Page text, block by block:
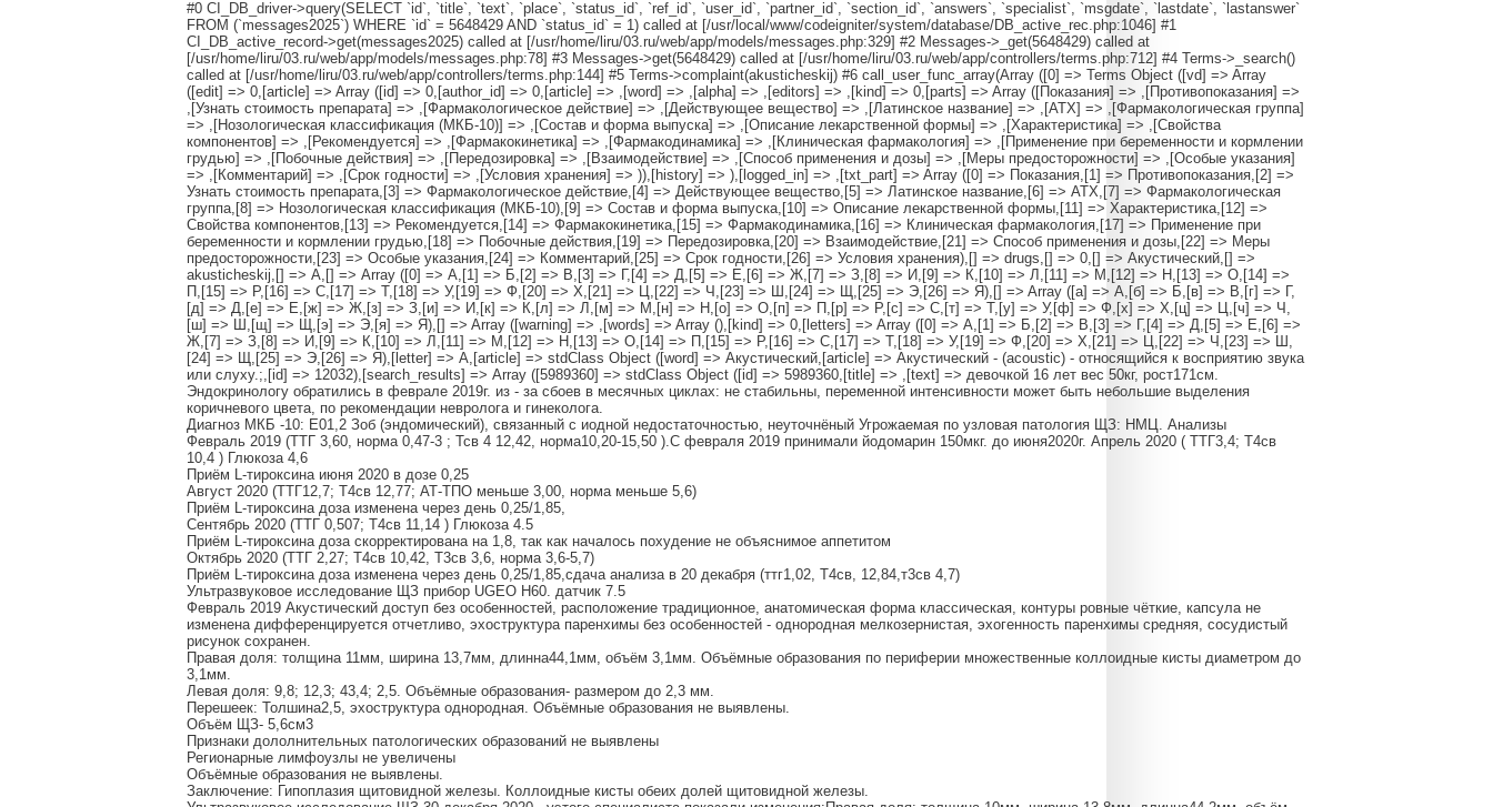
#0 CI_DB_driver->query(SELECT `id`, `title`, `text`, `place`, `status_id`, `ref_id`, `user_id`, `partner_id`, `section_id`, `answers`, `specialist`, `msgdate`, `lastdate`, `lastanswer`
FROM (`messages2025`) WHERE `id` = 5648429 AND `status_id` = 1) called at [/usr/local/www/codeigniter/system/database/DB_active_rec.php:1046] #1
CI_DB_active_record->get(messages2025) called at [/usr/home/liru/03.ru/web/app/models/messages.php:329] #2 Messages->_get(5648429) called at
[/usr/home/liru/03.ru/web/app/models/messages.php:78] #3 Messages->get(5648429) called at [/usr/home/liru/03.ru/web/app/controllers/terms.php:712] #4 Terms->_search()
called at [/usr/home/liru/03.ru/web/app/controllers/terms.php:144] #5 Terms->complaint(akusticheskij) #6 call_user_func_array(Array ([0] => Terms Object ([vd] => Array
([edit] => 0,[article] => Array ([id] => 0,[author_id] => 0,[article] => ,[word] => ,[alpha] => ,[editors] => ,[kind] => 0,[parts] => Array ([Показания] => ,[Противопоказания] =>
,[Узнать стоимость препарата] => ,[Фармакологическое действие] => ,[Действующее вещество] => ,[Латинское название] => ,[АТХ] => ,[Фармакологическая группа]
=> ,[Нозологическая классификация (МКБ-10)] => ,[Состав и форма выпуска] => ,[Описание лекарственной формы] => ,[Характеристика] => ,[Свойства
компонентов] => ,[Рекомендуется] => ,[Фармакокинетика] => ,[Фармакодинамика] => ,[Клиническая фармакология] => ,[Применение при беременности и кормлении
грудью] => ,[Побочные действия] => ,[Передозировка] => ,[Взаимодействие] => ,[Способ применения и дозы] => ,[Меры предосторожности] => ,[Особые указания]
=> ,[Комментарий] => ,[Срок годности] => ,[Условия хранения] => )),[history] => ),[logged_in] => ,[txt_part] => Array ([0] => Показания,[1] => Противопоказания,[2] =>
Узнать стоимость препарата,[3] => Фармакологическое действие,[4] => Действующее вещество,[5] => Латинское название,[6] => АТХ,[7] => Фармакологическая
группа,[8] => Нозологическая классификация (МКБ-10),[9] => Состав и форма выпуска,[10] => Описание лекарственной формы,[11] => Характеристика,[12] =>
Свойства компонентов,[13] => Рекомендуется,[14] => Фармакокинетика,[15] => Фармакодинамика,[16] => Клиническая фармакология,[17] => Применение при
беременности и кормлении грудью,[18] => Побочные действия,[19] => Передозировка,[20] => Взаимодействие,[21] => Способ применения и дозы,[22] => Меры
предосторожности,[23] => Особые указания,[24] => Комментарий,[25] => Срок годности,[26] => Условия хранения),[] => drugs,[] => 0,[] => Акустический,[] =>
akusticheskij,[] => А,[] => Array ([0] => А,[1] => Б,[2] => В,[3] => Г,[4] => Д,[5] => Е,[6] => Ж,[7] => З,[8] => И,[9] => К,[10] => Л,[11] => М,[12] => Н,[13] => О,[14] =>
П,[15] => Р,[16] => С,[17] => Т,[18] => У,[19] => Ф,[20] => Х,[21] => Ц,[22] => Ч,[23] => Ш,[24] => Щ,[25] => Э,[26] => Я),[] => Array ([а] => А,[б] => Б,[в] => В,[г] => Г,
[д] => Д,[е] => Е,[ж] => Ж,[з] => З,[и] => И,[к] => К,[л] => Л,[м] => М,[н] => Н,[о] => О,[п] => П,[р] => Р,[с] => С,[т] => Т,[у] => У,[ф] => Ф,[х] => Х,[ц] => Ц,[ч] => Ч,
[ш] => Ш,[щ] => Щ,[э] => Э,[я] => Я),[] => Array ([warning] => ,[words] => Array (),[kind] => 0,[letters] => Array ([0] => А,[1] => Б,[2] => В,[3] => Г,[4] => Д,[5] => Е,[6] =>
Ж,[7] => З,[8] => И,[9] => К,[10] => Л,[11] => М,[12] => Н,[13] => О,[14] => П,[15] => Р,[16] => С,[17] => Т,[18] => У,[19] => Ф,[20] => Х,[21] => Ц,[22] => Ч,[23] => Ш,
[24] => Щ,[25] => Э,[26] => Я),[letter] => А,[article] => stdClass Object ([word] => Акустический,[article] => Акустический - (acoustic) - относящийся к восприятию звука
или слуху.;,[id] => 12032),[search_results] => Array ([5989360] => stdClass Object ([id] => 5989360,[title] => ,[text] => девочкой 16 лет вес 50кг, рост171см.
Эндокринологу обратились в феврале 2019г. из - за сбоев в месячных циклах: не стабильны, переменной интенсивности может быть небольшие выделения
коричневого цвета, по рекомендации невролога и гинеколога.
Диагноз МКБ -10: Е01,2 Зоб (эндомический), связанный с иодной недостаточностью, неуточнёный Угрожаемая по узловая патология ЩЗ: НМЦ. Анализы
Февраль 2019 (ТТГ 3,60, норма 0,47-3 ; Тсв 4 12,42, норма10,20-15,50 ).С февраля 2019 принимали йодомарин 150мкг. до июня2020г. Апрель 2020 ( ТТГ3,4; Т4св
10,4 ) Глюкоза 4,6
Приём L-тироксина июня 2020 в дозе 0,25
Август 2020 (ТТГ12,7; Т4св 12,77; АТ-ТПО меньше 3,00, норма меньше 5,6)
Приём L-тироксина доза изменена через день 0,25/1,85,
Сентябрь 2020 (ТТГ 0,507; Т4св 11,14 ) Глюкоза 4.5
Приём L-тироксина доза скорректирована на 1,8, так как началось похудение не объяснимое аппетитом
Октябрь 2020 (ТТГ 2,27; Т4св 10,42, Т3св 3,6, норма 3,6-5,7)
Приём L-тироксина доза изменена через день 0,25/1,85,сдача анализа в 20 декабря (ттг1,02, Т4св, 12,84,т3св 4,7)
Ультразвуковое исследование ЩЗ прибор UGEO H60. датчик 7.5
Февраль 2019 Акустический доступ без особенностей, расположение традиционное, анатомическая форма классическая, контуры ровные чёткие, капсула не
изменена дифференцируется отчетливо, эхоструктура паренхимы без особенностей - однородная мелкозернистая, эхогенность паренхимы средняя, сосудистый
рисунок сохранен.
Правая доля: толщина 11мм, ширина 13,7мм, длинна44,1мм, объём 3,1мм. Объёмные образования по периферии множественные коллоидные кисты диаметром до
3,1мм.
Левая доля: 9,8; 12,3; 43,4; 2,5. Объёмные образования- размером до 2,3 мм.
Перешеек: Толшина2,5, эхоструктура однородная. Объёмные образования не выявлены.
Объём ЩЗ- 5,6см3
Признаки дололнительных патологических образований не выявлены
Регионарные лимфоузлы не увеличены
Объёмные образования не выявлены.
Заключение: Гипоплазия щитовидной железы. Коллоидные кисты обеих долей щитовидной железы.